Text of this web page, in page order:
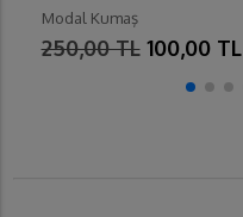
Modal Kumaş
250,00 TL 100,00 TL